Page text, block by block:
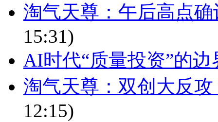
淘气天尊：午后高点
15:31)
AI时代“质量投资”的
淘气天尊：双创大反
12:15)